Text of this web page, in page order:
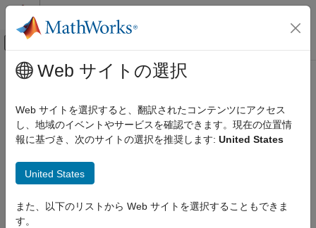
コンテンツへスキップ
オフキャンバス ナビゲーション メ
ドキュメンテーションのホーム
メインコンテンツ
この情報は役に立ちましたか？
Web サイトの選択
Web サイトを選択すると、翻訳されたコンテンツにアクセス
し、地域のイベントやサービスを確認できます。現在の位置情
報に基づき、次のサイトの選択を推奨します: United States
United States
また、以下のリストから Web サイトを選択することもできま
す。